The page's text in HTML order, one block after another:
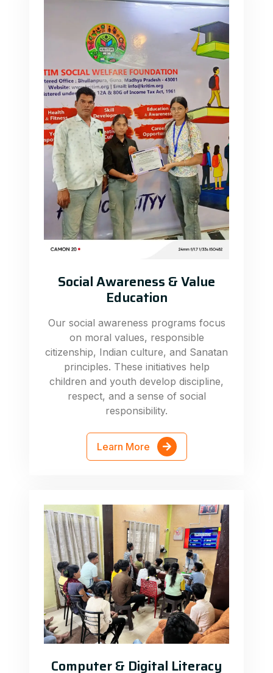
Social Awareness & Value
Education
Our social awareness programs focus
on moral values, responsible
citizenship, Indian culture, and Sanatan
principles. These initiatives help
children and youth develop discipline,
respect, and a sense of social
responsibility.
Learn More
Computer & Digital Literacy